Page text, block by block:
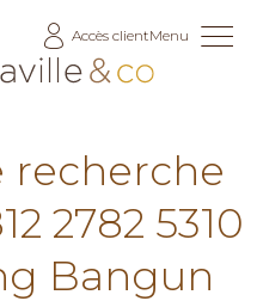
Accès clientMenu
recherche
2782 5310
Bangun